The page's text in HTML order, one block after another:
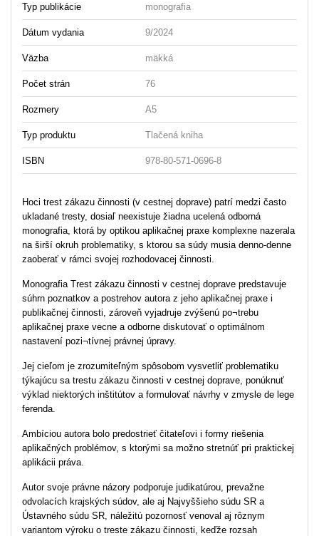
Typ publikácie monografia
Dátum vydania 9/2024
Väzba mäkká
Počet strán 76
Rozmery A5
Typ produktu Tlačená kniha
ISBN 978-80-571-0696-8
Hoci trest zákazu činnosti (v cestnej doprave) patrí medzi často
ukladané tresty, dosiaľ neexistuje žiadna ucelená odborná
monografia, ktorá by optikou aplikačnej praxe komplexne nazerala
na širší okruh problematiky, s ktorou sa súdy musia denno-denne
zaoberať v rámci svojej rozhodovacej činnosti.
Monografia Trest zákazu činnosti v cestnej doprave predstavuje
súhrn poznatkov a postrehov autora z jeho aplikačnej praxe i
publikačnej činnosti, zároveň vyjadruje zvýšenú po¬trebu
aplikačnej praxe vecne a odborne diskutovať o optimálnom
nastavení pozi¬tívnej právnej úpravy.
Jej cieľom je zrozumiteľným spôsobom vysvetliť problematiku
týkajúcu sa trestu zákazu činnosti v cestnej doprave, ponúknuť
výklad niektorých inštitútov a formulovať návrhy v zmysle de lege
ferenda.
Ambíciou autora bolo predostrieť čitateľovi i formy riešenia
aplikačných problémov, s ktorými sa možno stretnúť pri praktickej
aplikácii práva.
Autor svoje právne názory podporuje judikatúrou, prevažne
odvolacích krajských súdov, ale aj Najvyššieho súdu SR a
Ústavného súdu SR, náležitú pozornosť venoval aj rôznym
variantom výroku o treste zákazu činnosti, keďže rozsah